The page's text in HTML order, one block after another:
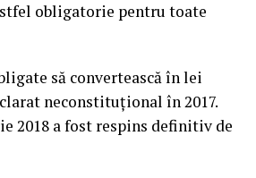
obligatorie pentru toate
să convertească în lei
neconstituţional în 2017.
2018 a fost respins definitiv de